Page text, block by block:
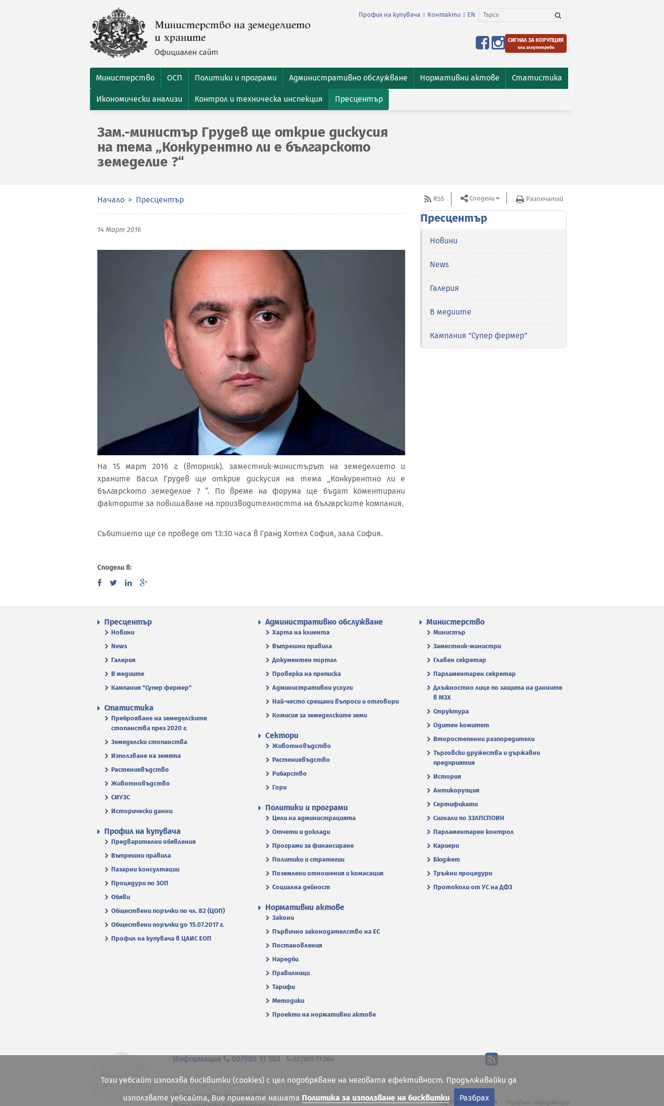
Профил на купувача Контакти EN
СИГНАЛ ЗА КОРУПЦИЯ
или злоупотреби
Министерство ОСП Политики и програми Административно обслужване Нормативни актове Статистика
Икономически анализи Контрол и техническа инспекция Пресцентър
Зам.-министър Грудев ще открие дискусия
на тема „Конкурентно ли е българското
земеделие ?“
Начало Пресцентър
14 Март 2016
На 15 март 2016 г. (вторник). заместник-министърът на земеделието и
храните Васил Грудев ще открие дискусия на тема „Конкурентно ли е
българското земеделие ? “. По време на форума ще бъдат коментирани
факторите за повишаване на производителността на българските компания.
Събитието ще се проведе от 13:30 часа в Гранд Хотел София, зала София.
Сподели в:
RSS Сподели Разпечатай
Пресцентър
Новини
News
Галерия
В медиите
Кампания "Супер фермер"
Пресцентър
Новини
News
Галерия
В медиите
Кампания "Супер фермер"
Административно обслужване
Харта на клиента
Вътрешни правила
Документен портал
Проверка на преписка
Административни услуги
Най-често срещани въпроси и отговори
Комисия за земеделските земи
Министерство
Министър
Заместник-министри
Главен секретар
Парламентарен секретар
Длъжностно лице по защита на данните
в МЗХ
Структура
Одитен комитет
Второстепенни разпоредители
Търговски дружества и държавни
предприятия
История
Антикорупция
Сертификати
Сигнали по ЗЗЛПСПОИН
Парламентарен контрол
Кариери
Бюджет
Тръжни процедури
Протоколи от УС на ДФЗ
Статистика
Преброяване на земеделските
стопанства през 2020 г.
Земеделски стопанства
Използване на земята
Растениевъдство
Животновъдство
СИУЗС
Исторически данни
Сектори
Животновъдство
Растениевъдство
Рибарство
Гори
Политики и програми
Цели на администрацията
Отчети и доклади
Програми за финансиране
Политики и стратегии
Поземлени отношения и комасация
Социална дейност
Профил на купувача
Предварителни обявления
Вътрешни правила
Пазарни консултации
Процедури по ЗОП
Обяви
Обществени поръчки по чл. 82 (ЦОП)
Обществени поръчки до 15.07.2017 г.
Профил на купувача в ЦАИС ЕОП
Нормативни актове
Закони
Първично законодателство на ЕС
Постановления
Наредби
Правилници
Тарифи
Методики
Проекти на нормативни актове
Информация 02/985 11 383 02/985 11 384
© Всички права запазени 2026
Карта на сайта Правна информация
Този уебсайт използва бисквитки (cookies) с цел подобряване на неговата ефективност. Продължавайки да
използвате уебсайта, Вие приемате нашата Политика за използване на бисквитки Разбрах